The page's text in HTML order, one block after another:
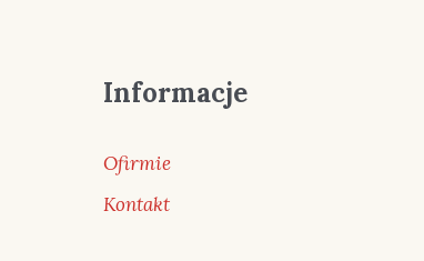
Informacje
Ofirmie
Kontakt